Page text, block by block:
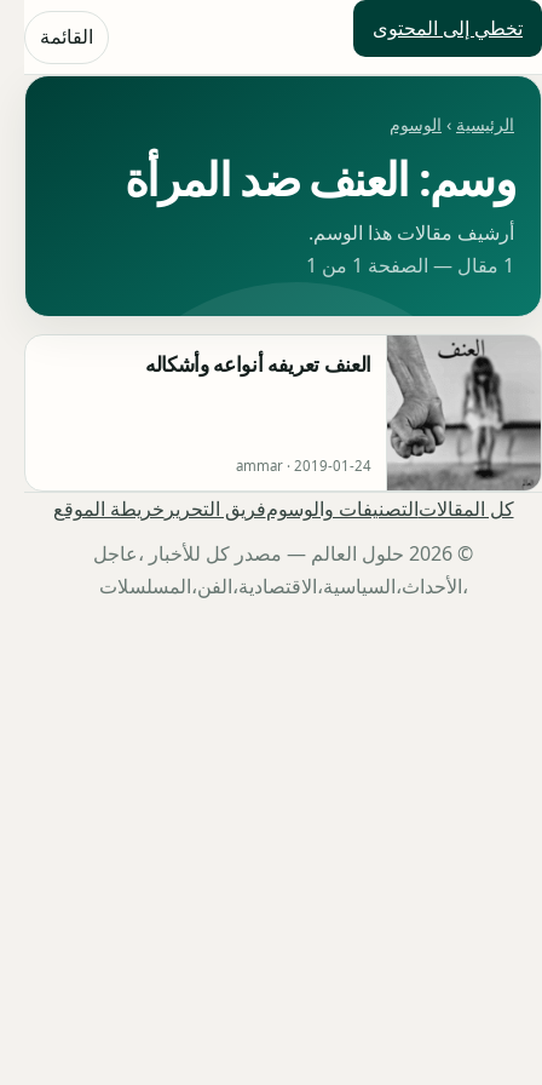
تخطي إلى المحتوى
حلول العالم القائمة
الرئيسية › الوسوم
وسم: العنف ضد المرأة
أرشيف مقالات هذا الوسم.
1 مقال — الصفحة 1 من 1
العنف تعريفه أنواعه وأشكاله
ammar · 2019-01-24
كل المقالاتالتصنيفات والوسومفريق التحرير خريطة الموقع
© 2026 حلول العالم — مصدر كل للأخبار ،عاجل
،الأحداث،السياسية،الاقتصادية،الفن،المسلسلات